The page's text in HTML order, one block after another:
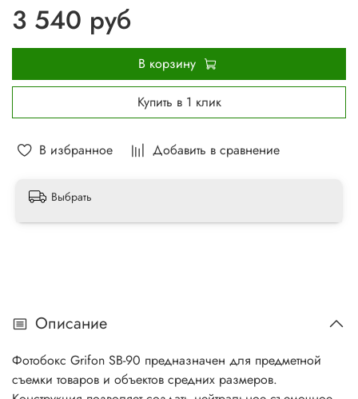
3 540 руб
В корзину
Купить в 1 клик
В избранное Добавить в сравнение
Выбрать
Описание
Фотобокс Grifon SB-90 предназначен для предметной
съемки товаров и объектов средних размеров.